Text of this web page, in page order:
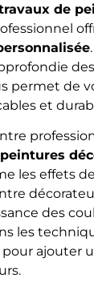
de
permet de
et
peintures
les effets
des
les
ajouter